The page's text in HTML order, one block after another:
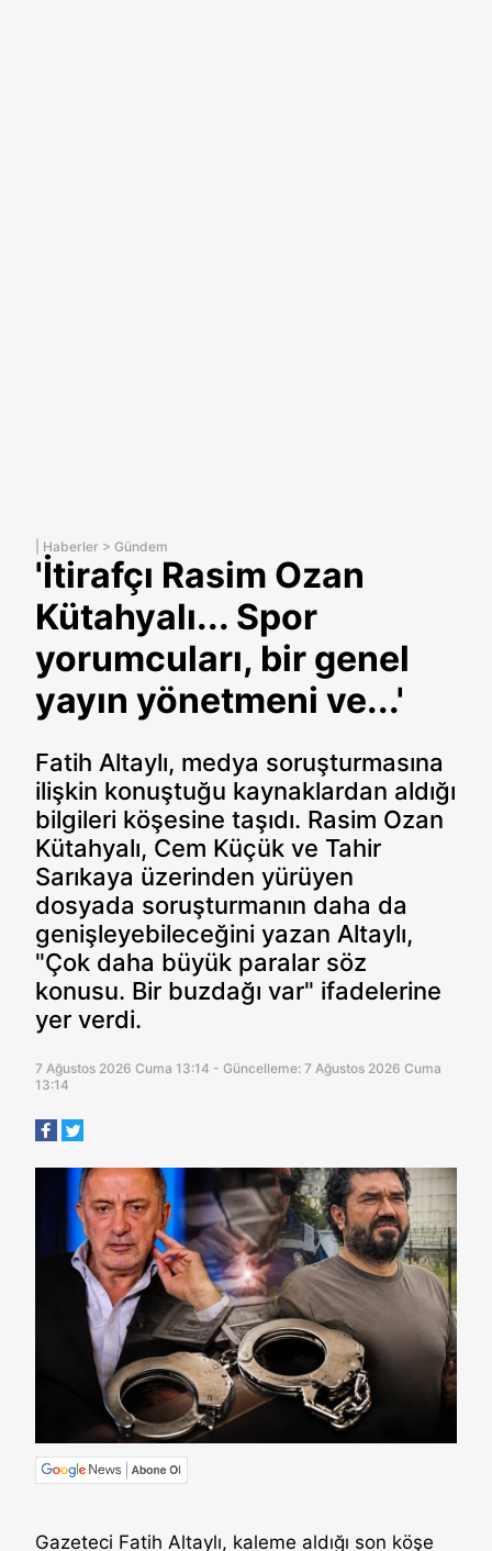
Haberler > Gündem
'İtirafçı Rasim Ozan
Kütahyalı... Spor
yorumcuları, bir genel
yayın yönetmeni ve...'
Fatih Altaylı, medya soruşturmasına
ilişkin konuştuğu kaynaklardan aldığı
bilgileri köşesine taşıdı. Rasim Ozan
Kütahyalı, Cem Küçük ve Tahir
Sarıkaya üzerinden yürüyen
dosyada soruşturmanın daha da
genişleyebileceğini yazan Altaylı,
"Çok daha büyük paralar söz
konusu. Bir buzdağı var" ifadelerine
yer verdi.
7 Ağustos 2026 Cuma 13:14 - Güncelleme: 7 Ağustos 2026 Cuma
13:14
Gazeteci Fatih Altaylı, kaleme aldığı son köşe